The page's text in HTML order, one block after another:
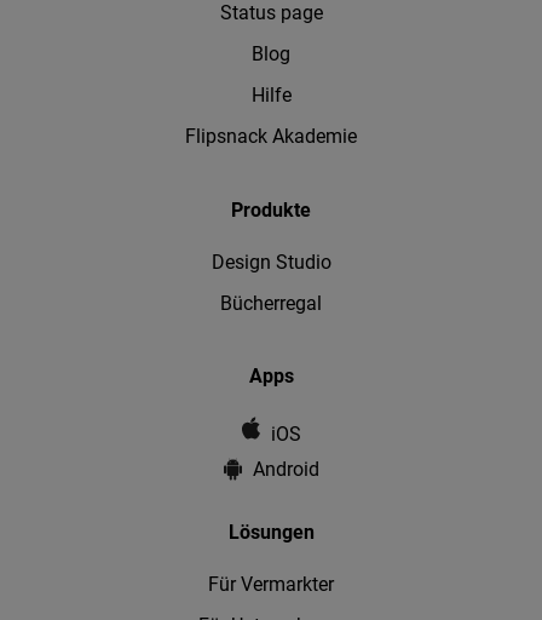
Status page
Blog
Hilfe
Flipsnack Akademie
Produkte
Design Studio
Bücherregal
Apps
iOS
Android
Lösungen
Für Vermarkter